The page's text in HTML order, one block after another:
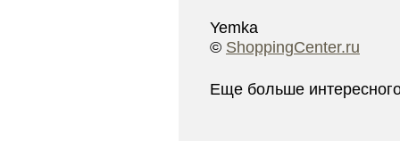
Yemka
© ShoppingCenter.ru
Еще больше